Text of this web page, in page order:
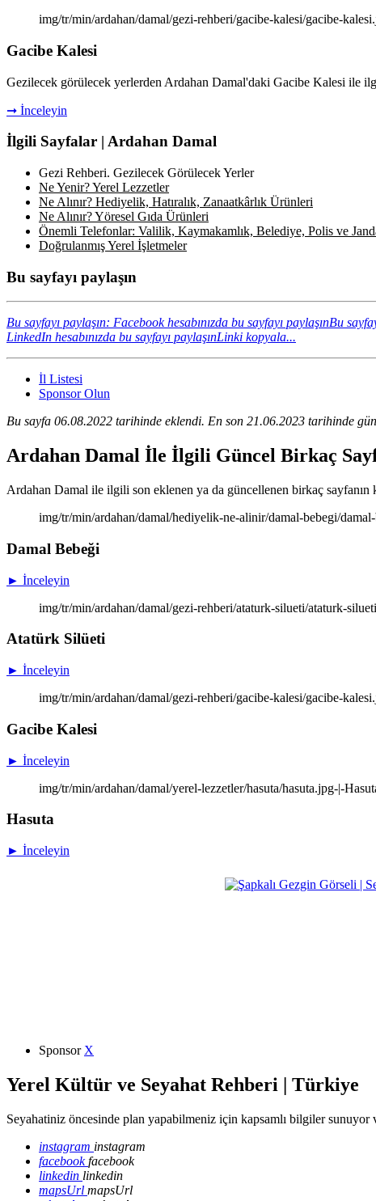
img/tr/min/ardahan/damal/gezi-rehberi/gacibe-kalesi/gacibe-
Gacibe Kalesi
Gezilecek görülecek yerlerden Ardahan Damal'daki Gacibe Kalesi ile
➞ İnceleyin
İlgili Sayfalar | Ardahan Damal
Gezi Rehberi. Gezilecek Görülecek Yerler
Ne Yenir? Yerel Lezzetler
Ne Alınır? Hediyelik, Hatıralık, Zanaatkârlık Ürünleri
Ne Alınır? Yöresel Gıda Ürünleri
Önemli Telefonlar: Valilik, Kaymakamlık, Belediye, Polis ve
Doğrulanmış Yerel İşletmeler
Bu sayfayı paylaşın
Bu sayfayı paylaşın: Facebook hesabınızda bu sayfayı paylaşınBu
LinkedIn hesabınızda bu sayfayı paylaşınLinki kopyala...
İl Listesi
Sponsor Olun
Bu sayfa 06.08.2022 tarihinde eklendi. En son 21.06.2023 tarihinde
Ardahan Damal İle İlgili Güncel Birkaç
Ardahan Damal ile ilgili son eklenen ya da güncellenen birkaç sayfanın
img/tr/min/ardahan/damal/hediyelik-ne-alinir/damal-bebegi/
Damal Bebeği
► İnceleyin
img/tr/min/ardahan/damal/gezi-rehberi/ataturk-silueti/ataturk-
Atatürk Silüeti
► İnceleyin
img/tr/min/ardahan/damal/gezi-rehberi/gacibe-kalesi/gacibe-
Gacibe Kalesi
► İnceleyin
img/tr/min/ardahan/damal/yerel-lezzetler/hasuta/hasuta.jpg-|-
Hasuta
► İnceleyin
Sponsor X
Yerel Kültür ve Seyahat Rehberi | Türkiye
Seyahatiniz öncesinde plan yapabilmeniz için kapsamlı bilgiler sunuyor
instagram instagram
facebookfacebook
linkedin linkedin
mapsUrl mapsUrl